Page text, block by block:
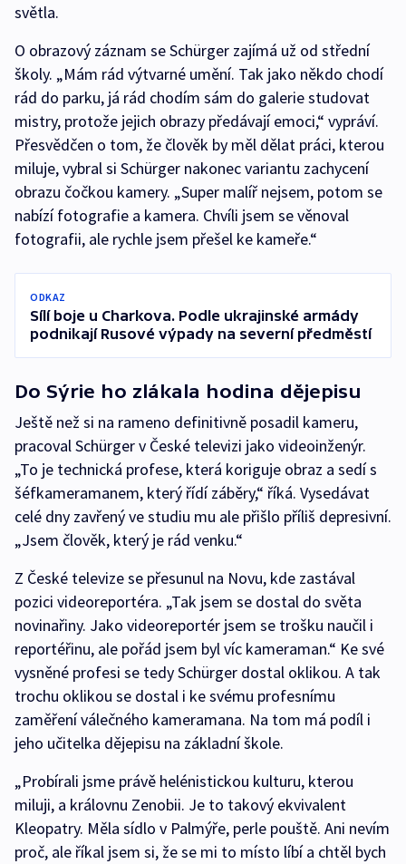
světla.
O obrazový záznam se Schürger zajímá už od střední
školy. „Mám rád výtvarné umění. Tak jako někdo chodí
rád do parku, já rád chodím sám do galerie studovat
mistry, protože jejich obrazy předávají emoci,“ vypráví.
Přesvědčen o tom, že člověk by měl dělat práci, kterou
miluje, vybral si Schürger nakonec variantu zachycení
obrazu čočkou kamery. „Super malíř nejsem, potom se
nabízí fotografie a kamera. Chvíli jsem se věnoval
fotografii, ale rychle jsem přešel ke kameře.“
ODKAZ
Sílí boje u Charkova. Podle ukrajinské armády
podnikají Rusové výpady na severní předměstí
Do Sýrie ho zlákala hodina dějepisu
Ještě než si na rameno definitivně posadil kameru,
pracoval Schürger v České televizi jako videoinženýr.
„To je technická profese, která koriguje obraz a sedí s
šéfkameramanem, který řídí záběry,“ říká. Vysedávat
celé dny zavřený ve studiu mu ale přišlo příliš depresivní.
„Jsem člověk, který je rád venku.“
Z České televize se přesunul na Novu, kde zastával
pozici videoreportéra. „Tak jsem se dostal do světa
novinařiny. Jako videoreportér jsem se trošku naučil i
reportéřinu, ale pořád jsem byl víc kameraman.“ Ke své
vysněné profesi se tedy Schürger dostal oklikou. A tak
trochu oklikou se dostal i ke svému profesnímu
zaměření válečného kameramana. Na tom má podíl i
jeho učitelka dějepisu na základní škole.
„Probírali jsme právě helénistickou kulturu, kterou
miluji, a královnu Zenobii. Je to takový ekvivalent
Kleopatry. Měla sídlo v Palmýře, perle pouště. Ani nevím
proč, ale říkal jsem si, že se mi to místo líbí a chtěl bych